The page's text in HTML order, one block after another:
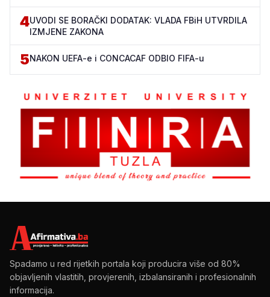
4UVODI SE BORAČKI DODATAK: VLADA FBiH UTVRDILA
IZMJENE ZAKONA
5NAKON UEFA-e i CONCACAF ODBIO FIFA-u
Spadamo u red rijetkih portala koji producira više od 80%
objavljenih vlastitih, provjerenih, izbalansiranih i profesionalnih
informacija.